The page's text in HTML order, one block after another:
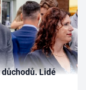
Lidé